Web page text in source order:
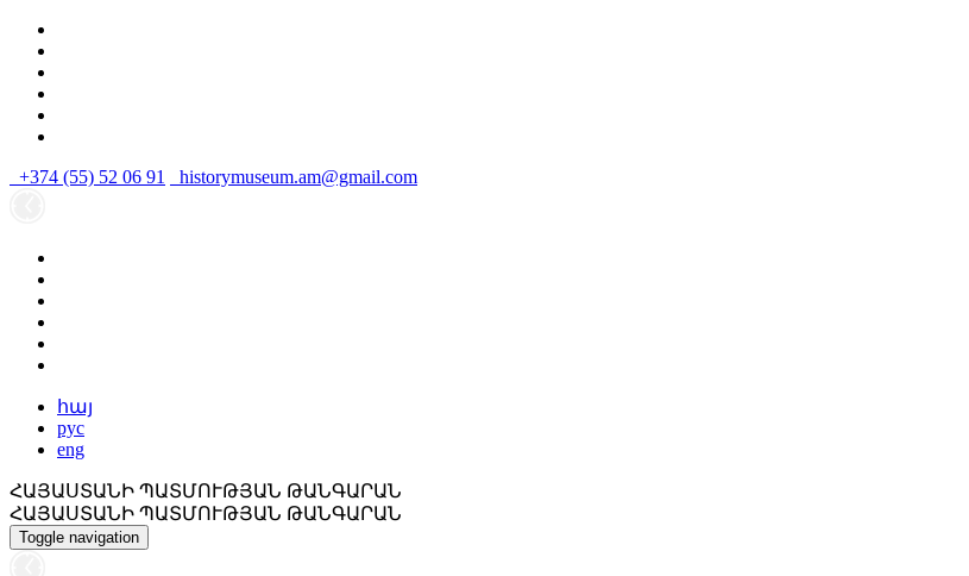
+374 (55) 52 06 91 historymuseum.am@gmail.com
հայ
рус
eng
ՀԱՅԱՍՏԱՆԻ ՊԱՏՄՈՒԹՅԱՆ ԹԱՆԳԱՐԱՆ
ՀԱՅԱՍՏԱՆԻ ՊԱՏՄՈՒԹՅԱՆ ԹԱՆԳԱՐԱՆ
Toggle navigation